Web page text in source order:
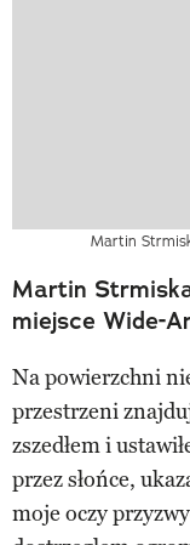
Martin
Martin
miejsce Wide-
Na powierzchni
przestrzeni
zszedłem i
przez słońce,
moje oczy